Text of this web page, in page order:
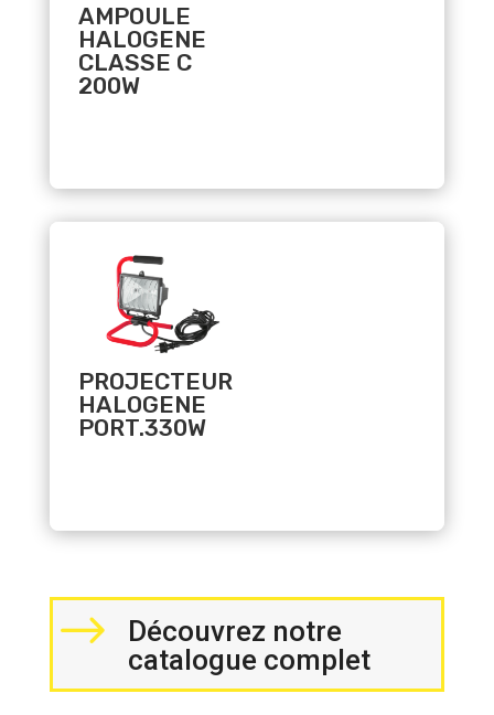
AMPOULE
HALOGENE
CLASSE C
200W
PROJECTEUR
HALOGENE
PORT.330W
$
Découvrez notre
catalogue complet